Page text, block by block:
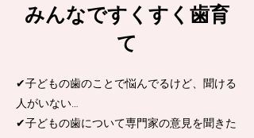
みんなですくすく歯育
て
✔︎子どもの歯のことで悩んでるけど、聞ける
人がいない…
✔︎子どもの歯について専門家の意見を聞きた